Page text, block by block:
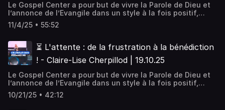
puissance.
Le Gospel Center a pour but de vivre la Parole de Dieu et
l’annonce de l’Evangile dans un style à la fois positif,
pratique et puissant. Positif, en encourageant un style de
vie chrétien qui motive, construit et développe les dons
activités qui rejoignent la vie de tous les jours. Puissant,
en vivant la dimension de la guérison et du miraculeux.
Nous sommes une église désirant vivre la présence
puissance.
11/4/25 • 55:52
⏳ L'attente : de la frustration à la bénédiction
! - Claire-Lise Cherpillod | 19.10.25
Le Gospel Center a pour but de vivre la Parole de Dieu et
l’annonce de l’Evangile dans un style à la fois positif,
pratique et puissant. Positif, en encourageant un style de
vie chrétien qui motive, construit et développe les dons
10/21/25 • 42:12